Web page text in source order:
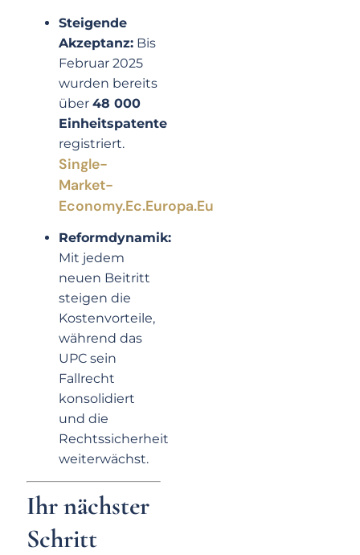
Steigende
Akzeptanz: Bis
Februar 2025
wurden bereits
über48 000
Einheitspatente
registriert.
Single-
Market-
Economy.ec.europa.eu
Reformdynamik:
Mit jedem
neuen Beitritt
steigen die
Kostenvorteile,
während das
UPC sein
Fallrecht
konsolidiert
und die
Rechtssicherheit
weiterwächst.
Ihr nächster
Schritt